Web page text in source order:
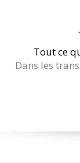
Tout ce
Dans les